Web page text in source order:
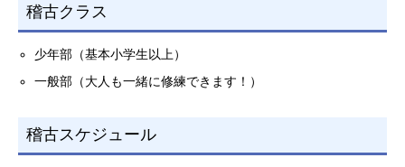
稽古クラス
少年部（基本小学生以上）
一般部（大人も一緒に修練できます！）
稽古スケジュール